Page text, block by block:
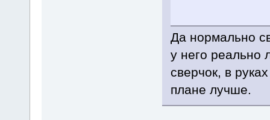
Да нормально
у него реально
сверчок, в
плане лучше.